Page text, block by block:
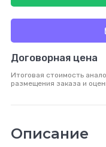
Договорная цена
Итоговая стоимость
размещения заказа и
Описание